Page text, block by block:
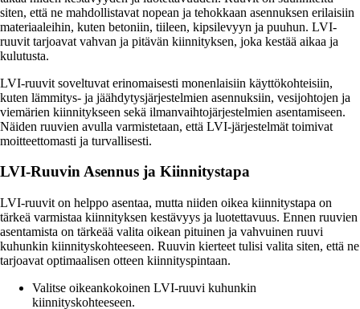
siten, että ne mahdollistavat nopean ja tehokkaan asennuksen erilaisiin
materiaaleihin, kuten betoniin, tiileen, kipsilevyyn ja puuhun. LVI-
ruuvit tarjoavat vahvan ja pitävän kiinnityksen, joka kestää aikaa ja
kulutusta.
LVI-ruuvit soveltuvat erinomaisesti monenlaisiin käyttökohteisiin,
kuten lämmitys- ja jäähdytysjärjestelmien asennuksiin, vesijohtojen ja
viemärien kiinnitykseen sekä ilmanvaihtojärjestelmien asentamiseen.
Näiden ruuvien avulla varmistetaan, että LVI-järjestelmät toimivat
moitteettomasti ja turvallisesti.
LVI-Ruuvin Asennus ja Kiinnitystapa
LVI-ruuvit on helppo asentaa, mutta niiden oikea kiinnitystapa on
tärkeä varmistaa kiinnityksen kestävyys ja luotettavuus. Ennen ruuvien
asentamista on tärkeää valita oikean pituinen ja vahvuinen ruuvi
kuhunkin kiinnityskohteeseen. Ruuvin kierteet tulisi valita siten, että ne
tarjoavat optimaalisen otteen kiinnityspintaan.
Valitse oikeankokoinen LVI-ruuvi kuhunkin
kiinnityskohteeseen.